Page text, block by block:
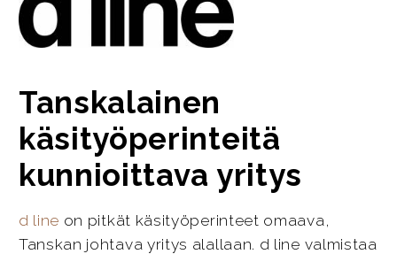
Tanskalainen
käsityöperinteitä
kunnioittava yritys
d line on pitkät käsityöperinteet omaava,
Tanskan johtava yritys alallaan. d line valmistaa